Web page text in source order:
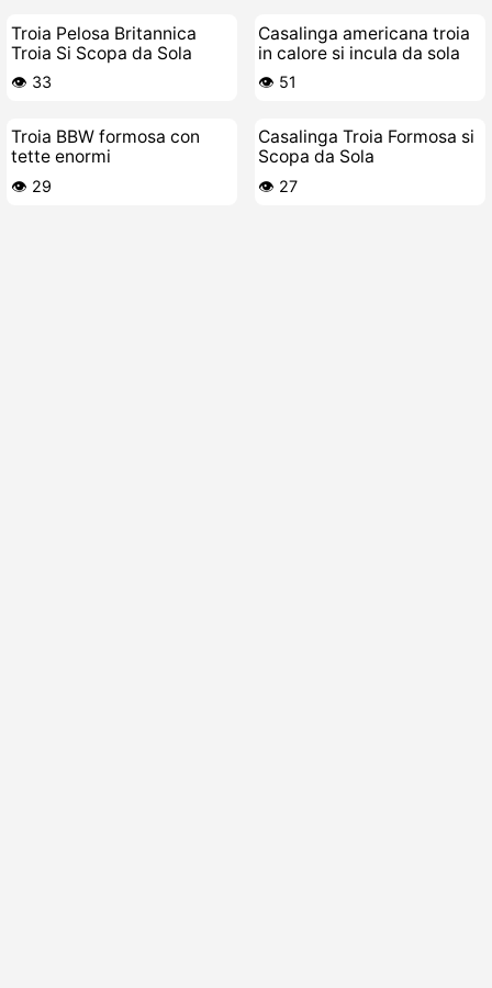
Troia Pelosa Britannica
Troia Si Scopa da Sola
👁️ 33
Casalinga americana troia
in calore si incula da sola
👁️ 51
Troia BBW formosa con
tette enormi
👁️ 29
Casalinga Troia Formosa si
Scopa da Sola
👁️ 27